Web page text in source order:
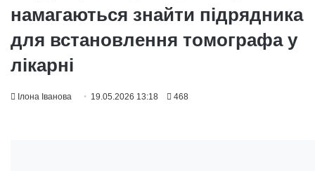
намагаються знайти підрядника
для встановлення томографа у
лікарні
Ілона Іванова 19.05.2026 13:18 468